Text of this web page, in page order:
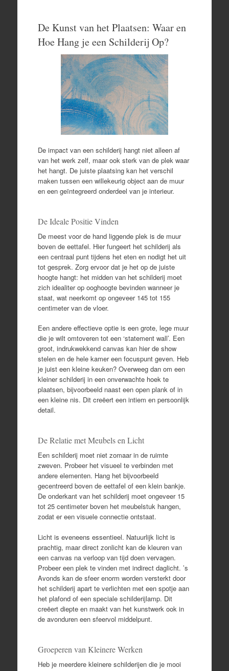
De Kunst van het Plaatsen: Waar en
Hoe Hang je een Schilderij Op?
De impact van een schilderij hangt niet alleen af
van het werk zelf, maar ook sterk van de plek waar
het hangt. De juiste plaatsing kan het verschil
maken tussen een willekeurig object aan de muur
en een geïntegreerd onderdeel van je interieur.
De Ideale Positie Vinden
De meest voor de hand liggende plek is de muur
boven de eettafel. Hier fungeert het schilderij als
een centraal punt tijdens het eten en nodigt het uit
tot gesprek. Zorg ervoor dat je het op de juiste
hoogte hangt: het midden van het schilderij moet
zich idealiter op ooghoogte bevinden wanneer je
staat, wat neerkomt op ongeveer 145 tot 155
centimeter van de vloer.
Een andere effectieve optie is een grote, lege muur
die je wilt omtoveren tot een ‘statement wall’. Een
groot, indrukwekkend canvas kan hier de show
stelen en de hele kamer een focuspunt geven. Heb
je juist een kleine keuken? Overweeg dan om een
kleiner schilderij in een onverwachte hoek te
plaatsen, bijvoorbeeld naast een open plank of in
een kleine nis. Dit creëert een intiem en persoonlijk
detail.
De Relatie met Meubels en Licht
Een schilderij moet niet zomaar in de ruimte
zweven. Probeer het visueel te verbinden met
andere elementen. Hang het bijvoorbeeld
gecentreerd boven de eettafel of een klein bankje.
De onderkant van het schilderij moet ongeveer 15
tot 25 centimeter boven het meubelstuk hangen,
zodat er een visuele connectie ontstaat.
Licht is eveneens essentieel. Natuurlijk licht is
prachtig, maar direct zonlicht kan de kleuren van
een canvas na verloop van tijd doen vervagen.
Probeer een plek te vinden met indirect daglicht. ’s
Avonds kan de sfeer enorm worden versterkt door
het schilderij apart te verlichten met een spotje aan
het plafond of een speciale schilderijlamp. Dit
creëert diepte en maakt van het kunstwerk ook in
de avonduren een sfeervol middelpunt.
Groeperen van Kleinere Werken
Heb je meerdere kleinere schilderijen die je mooi